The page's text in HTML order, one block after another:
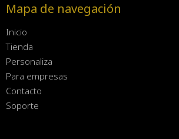
Mapa de navegación
Inicio
Tienda
Personaliza
Para empresas
Contacto
Soporte